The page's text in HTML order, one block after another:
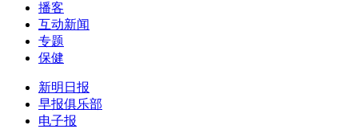
播客
互动新闻
专题
保健
新明日报
早报俱乐部
电子报